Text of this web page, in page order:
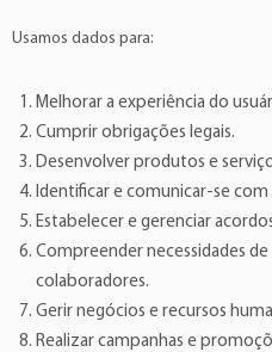
Usamos dados para:
Melhorar a experiência do
Cumprir obrigações legais.
Desenvolver produtos e
Identificar e comunicar-se
Estabelecer e gerenciar
Compreender necessidades
colaboradores.
Gerir negócios e recursos
Realizar campanhas e